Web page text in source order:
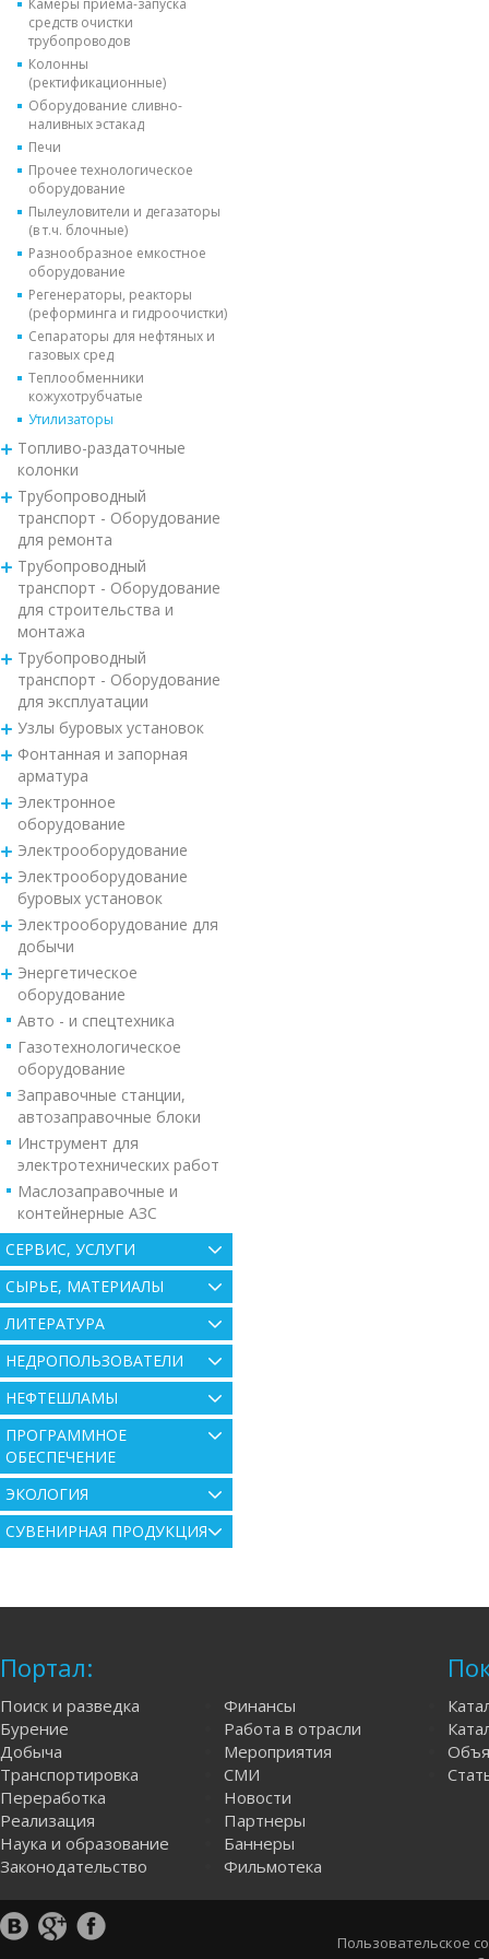
средств очистки
трубопроводов
Колонны
(ректификационные)
Оборудование сливно-
наливных эстакад
Печи
Прочее технологическое
оборудование
Пылеуловители и дегазаторы
(в т.ч. блочные)
Разнообразное емкостное
оборудование
Регенераторы, реакторы
(реформинга и гидроочистки)
Сепараторы для нефтяных и
газовых сред
Теплообменники
кожухотрубчатые
Утилизаторы
Топливо-раздаточные
колонки
Трубопроводный
транспорт - Оборудование
для ремонта
Трубопроводный
транспорт - Оборудование
для строительства и
монтажа
Трубопроводный
транспорт - Оборудование
для эксплуатации
Узлы буровых установок
Фонтанная и запорная
арматура
Электронное
оборудование
Электрооборудование
Электрооборудование
буровых установок
Электрооборудование для
добычи
Энергетическое
оборудование
Авто - и спецтехника
Газотехнологическое
оборудование
Заправочные станции,
автозаправочные блоки
Инструмент для
электротехнических работ
Маслозаправочные и
контейнерные АЗС
СЕРВИС, УСЛУГИ
СЫРЬЕ, МАТЕРИАЛЫ
ЛИТЕРАТУРА
НЕДРОПОЛЬЗОВАТЕЛИ
НЕФТЕШЛАМЫ
ПРОГРАММНОЕ
ОБЕСПЕЧЕНИЕ
ЭКОЛОГИЯ
СУВЕНИРНАЯ ПРОДУКЦИЯ
Портал:
Поиск и разведка
Бурение
Добыча
Транспортировка
Переработка
Реализация
Наука и образование
Законодательство
Финансы
Работа в отрасли
Мероприятия
СМИ
Новости
Партнеры
Баннеры
Фильмотека
Пользовательское